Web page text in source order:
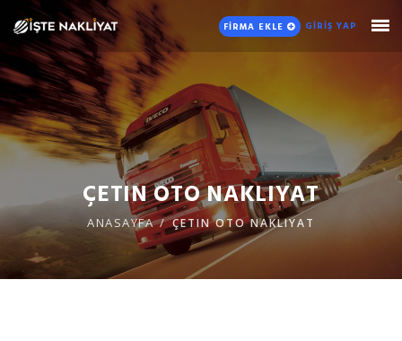
FİRMA EKLE GİRİŞ YAP
ÇETIN OTO NAKLIYAT
ANASAYFA ÇETIN OTO NAKLIYAT